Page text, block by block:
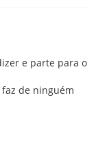
e parte para o
de ninguém